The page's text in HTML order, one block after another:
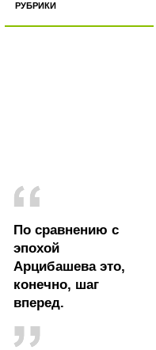
РУБРИКИ
По сравнению с
эпохой
Арцибашева это,
конечно, шаг
вперед.